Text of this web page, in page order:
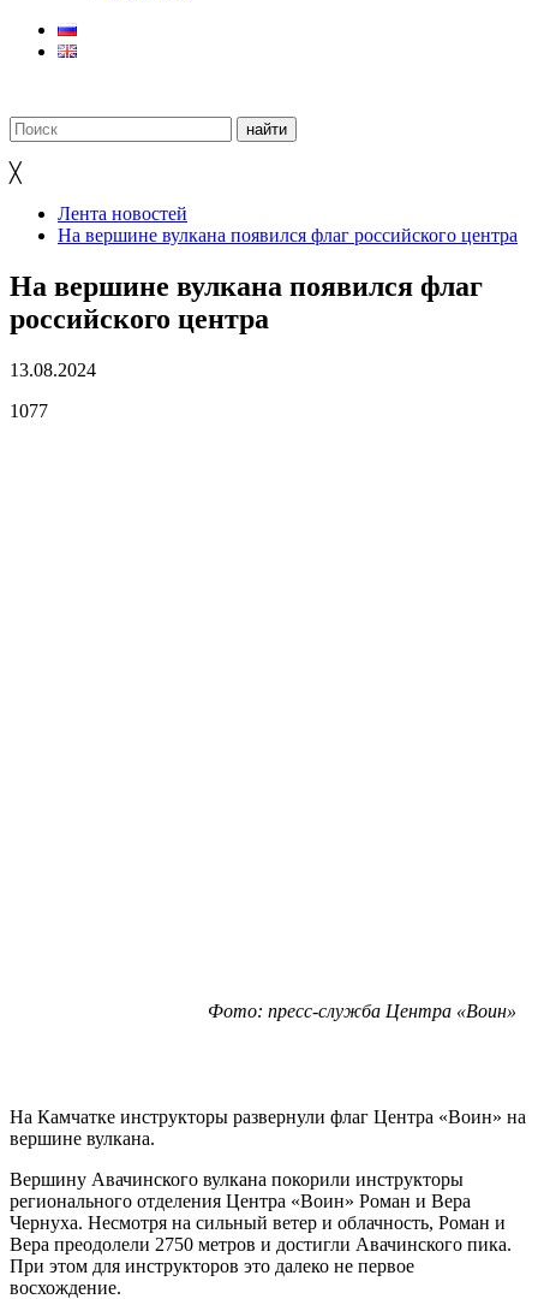
╳
Лента новостей
На вершине вулкана появился флаг российского центра
На вершине вулкана появился флаг
российского центра
13.08.2024
1077
Фото: пресс-служба Центра «Воин»
На Камчатке инструкторы развернули флаг Центра «Воин» на
вершине вулкана.
Вершину Авачинского вулкана покорили инструкторы
регионального отделения Центра «Воин» Роман и Вера
Чернуха. Несмотря на сильный ветер и облачность, Роман и
Вера преодолели 2750 метров и достигли Авачинского пика.
При этом для инструкторов это далеко не первое
восхождение.